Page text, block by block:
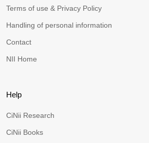
Terms of use & Privacy Policy
Handling of personal information
Contact
NII Home
Help
CiNii Research
CiNii Books